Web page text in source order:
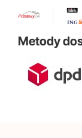
Metody